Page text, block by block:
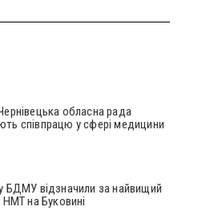
обласна рада
співпрацю у сфері медицини
БДМУ відзначили за найвищий
НМТ на Буковині